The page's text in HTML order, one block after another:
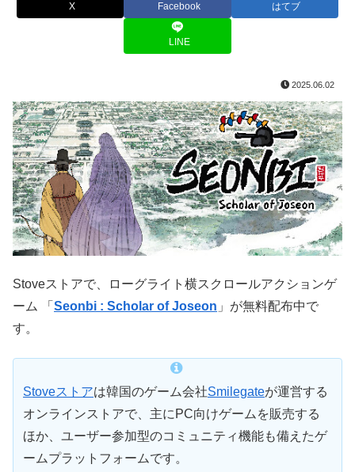
X Facebook はてブ
LINE
2025.06.02
Stoveストアで、ローグライト横スクロールアクションゲ
ーム 「 Seonbi : Scholar of Joseon 」が無料配布中で
す。
Stoveストアは韓国のゲーム会社Smilegateが運営する
オンラインストアで、主にPC向けゲームを販売する
ほか、ユーザー参加型のコミュニティ機能も備えたゲ
ームプラットフォームです。